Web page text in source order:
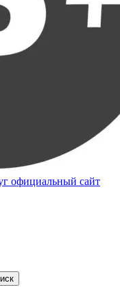
официальный сайт